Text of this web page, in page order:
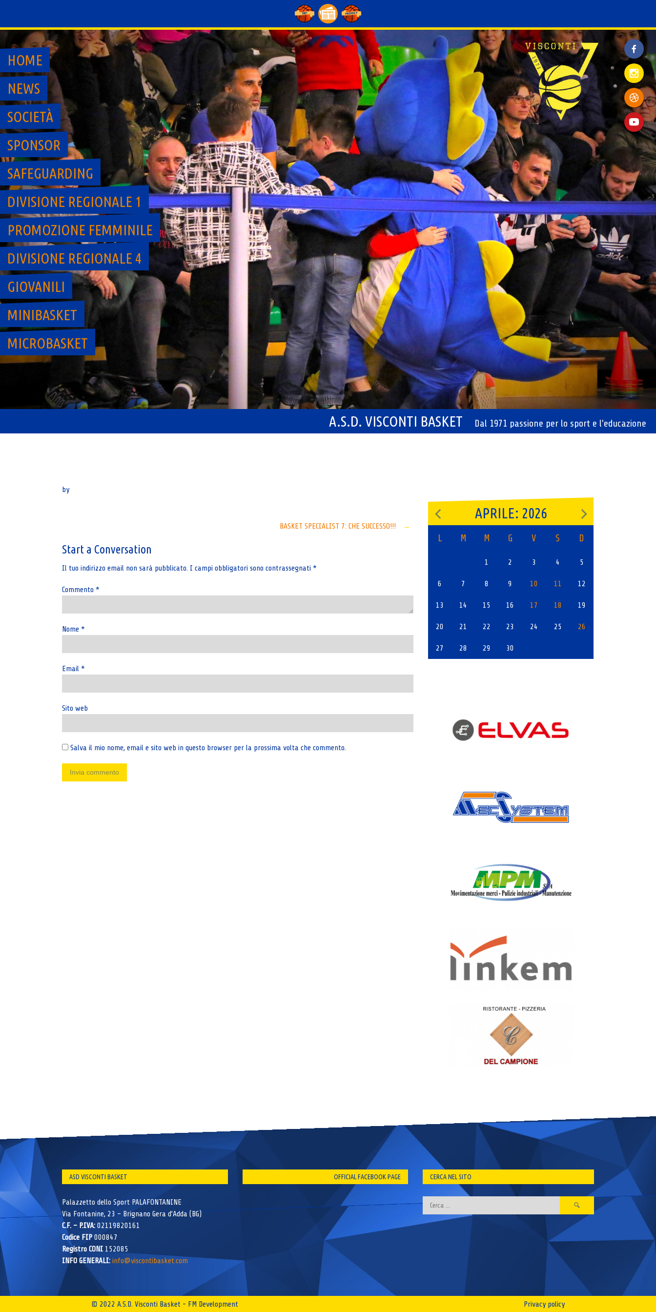
content
A.S.D. VISCONTI BASKET Dal 1971 passione per lo sport e l'educazione
HOME
NEWS
SOCIETÀ
SPONSOR
SAFEGUARDING
DIVISIONE REGIONALE 1
PROMOZIONE FEMMINILE
DIVISIONE REGIONALE 4
GIOVANILI
MINIBASKET
MICROBASKET
by
navigation
BASKET SPECIALIST 7: CHE SUCCESSO!!! →
Start a Conversation
Il tuo indirizzo email non sarà pubblicato. I campi obbligatori sono contrassegnati *
Commento *
Nome *
Email *
Sito web
Salva il mio nome, email e sito web in questo browser per la prossima volta che commento.
APRILE: 2026
L M M G V S D
1 2 3 4 5
6 7 8 9 10 11 12
13 14 15 16 17 18 19
20 21 22 23 24 25 26
27 28 29 30
ASD VISCONTI BASKET
Palazzetto dello Sport PALAFONTANINE
Via Fontanine, 23 – Brignano Gera d’Adda (BG)
C.F. – P.IVA: 02119820161
Codice FIP 000847
Registro CONI 152085
INFO GENERALI: info@viscontibasket.com
OFFICIAL FACEBOOK PAGE CERCA NEL SITO
Ricerca
per:
© 2022 A.S.D. Visconti Basket - FM Development Privacy policy